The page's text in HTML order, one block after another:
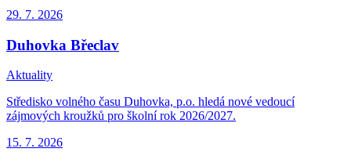
29. 7. 2026
Duhovka Břeclav
Aktuality
Středisko volného času Duhovka, p.o. hledá nové vedoucí
zájmových kroužků pro školní rok 2026/2027.
15. 7. 2026